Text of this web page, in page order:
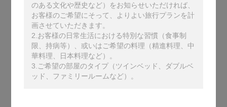
のある文化や歴史など）をお知らせいただければ、
お客様のご希望にそって、よりよい旅行プランを計
画させていただきます。
2.お客様の日常生活における特別な習慣（食事制
限、持病等）、或いはご希望の料理（精進料理、中
華料理、日本料理など）。
3.ご希望の部屋のタイプ（ツインベッド、ダブルベ
ッド、ファミリールームなど）。